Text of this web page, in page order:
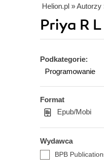
Helion.pl » Autorzy
Priya R
Podkategorie:
Programowanie
Format
Epub/Mobi
Wydawca
BPB